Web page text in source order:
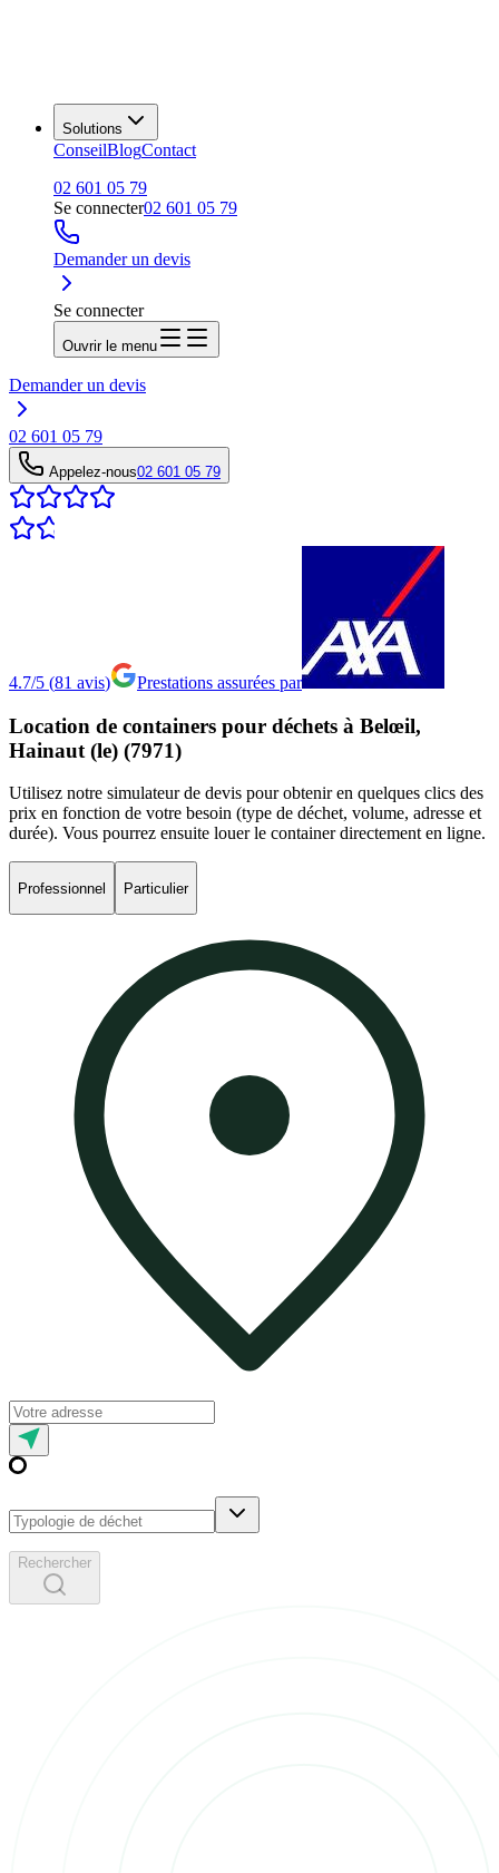
Solutions
ConseilBlogContact
02 601 05 79
Se connecter02 601 05 79
Demander un devis
Se connecter
Ouvrir le menu
Demander un devis
02 601 05 79
Appelez-nous02 601 05 79
4.7/5 (81 avis) Prestations assurées par
Location de containers pour déchets à Belœil,
Hainaut (le) (7971)
Utilisez notre simulateur de devis pour obtenir en quelques clics des
prix en fonction de votre besoin (type de déchet, volume, adresse et
durée). Vous pourrez ensuite louer le container directement en ligne.
Professionnel Particulier
Rechercher